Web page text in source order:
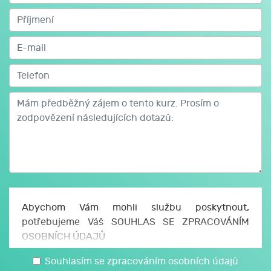
Abychom Vám mohli službu poskytnout,
potřebujeme Váš SOUHLAS SE ZPRACOVÁNÍM
OSOBNÍCH ÚDAJŮ
Uděluji JCMM, z. s. p. o., sídlo Česká 166/11, 602
Souhlasím se zpracováním osobních údajů